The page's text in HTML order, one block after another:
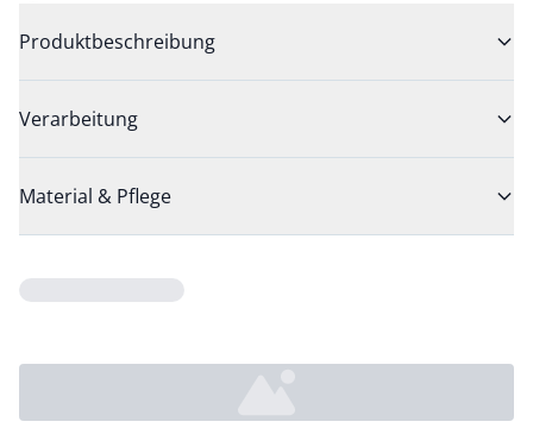
Produktbeschreibung
Verarbeitung
Material & Pflege